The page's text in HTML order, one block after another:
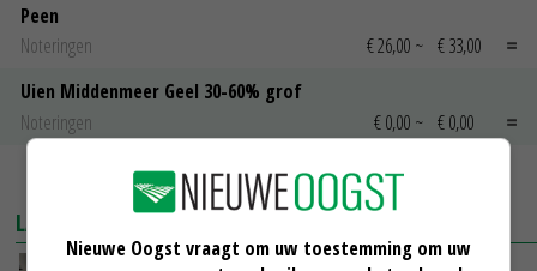
Peen
Noteringen
€ 26,00 ~ € 33,00
Uien Middenmeer Geel 30-60% grof
Noteringen
€ 0,00 ~ € 0,00
MEER MARKTPRIJZEN
LAATSTE NIEUWS
Nieuwe Oogst vraagt om uw toestemming om uw